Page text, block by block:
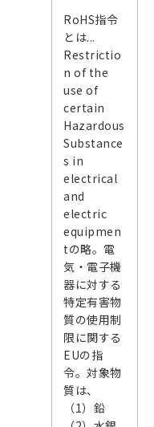
RoHS指令
とは...
Restrictio
n of the
use of
certain
Hazardous
Substance
s in
electrical
and
electric
equipmen
tの略。電
気・電子機
器に対する
特定有害物
質の使用制
限に関する
EUの指
令。対象物
質は、
（1）鉛